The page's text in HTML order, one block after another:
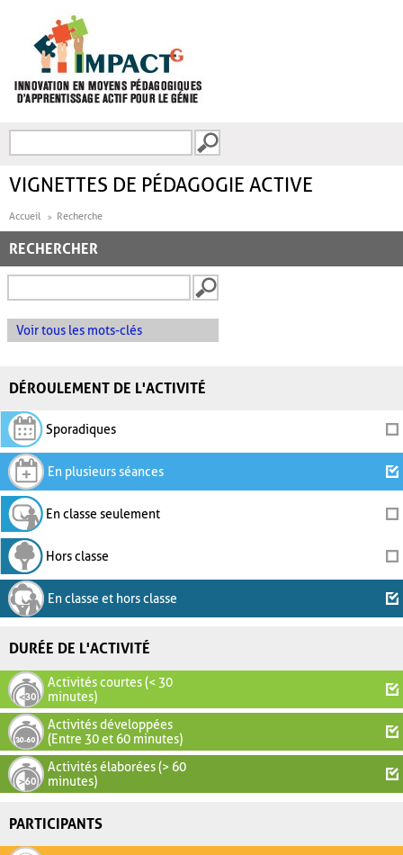
FORMULAIRE DE
VIGNETTES DE PÉDAGOGIE ACTIVE
Accueil Recherche
RECHERCHER
Voir tous les mots-clés
DÉROULEMENT DE L'ACTIVITÉ
Sporadiques
En plusieurs séances
En classe seulement
Hors classe
En classe et hors classe
DURÉE DE L'ACTIVITÉ
Activités courtes (< 30
minutes)
Activités développées
(Entre 30 et 60 minutes)
Activités élaborées (> 60
minutes)
PARTICIPANTS